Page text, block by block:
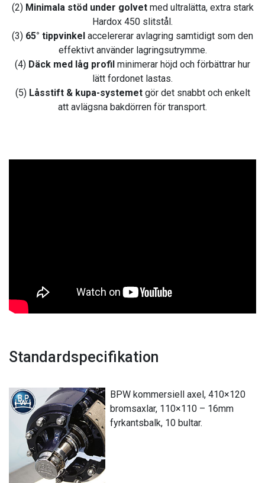
(2) Minimala stöd under golvetmed ultralätta, extra stark
Hardox 450 slitstål.
(3) 65° tippvinkel accelererar avlagring samtidigt som den
effektivt använder lagringsutrymme.
(4) Däck med låg profil minimerar höjd och förbättrar hur
lätt fordonet lastas.
(5) Låsstift & kupa-systemetgör det snabbt och enkelt
att avlägsna bakdörren för transport.
Standardspecifikation
BPW kommersiell axel, 410×120
bromsaxlar, 110×110 – 16mm
fyrkantsbalk, 10 bultar.